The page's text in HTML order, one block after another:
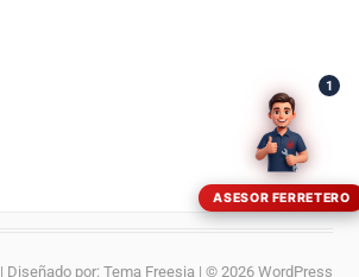
| Diseñado por: Tema Freesia | © 2026 WordPress
ASESOR FERRETERO
1